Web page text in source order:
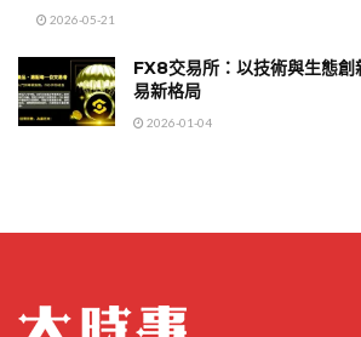
2026-05-21
FX8交易所：以技術與生態
易新格局
2026-01-04